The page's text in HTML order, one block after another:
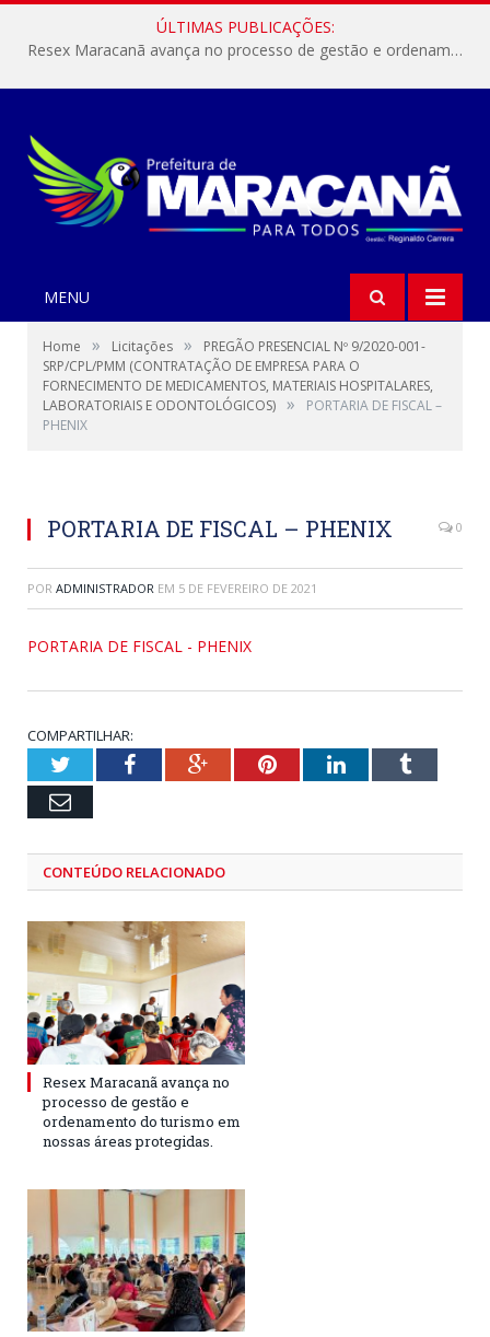
ÚLTIMAS PUBLICAÇÕES:
Resex Maracanã avança no processo de gestão e ordenamento do turismo em nossas áreas protegidas.
MENU
Home » Licitações »
PREGÃO PRESENCIAL Nº 9/2020-001-
SRP/CPL/PMM (CONTRATAÇÃO DE EMPRESA PARA O
FORNECIMENTO DE MEDICAMENTOS, MATERIAIS HOSPITALARES,
LABORATORIAIS E ODONTOLÓGICOS) »
PORTARIA DE FISCAL –
PHENIX
PORTARIA DE FISCAL – PHENIX 0
POR ADMINISTRADOR EM 5 DE FEVEREIRO DE 2021
PORTARIA DE FISCAL - PHENIX
COMPARTILHAR:
TwitterFacebookGoogle+PinterestLinkedInTumblr
Email
CONTEÚDO RELACIONADO
Resex Maracanã avança no
processo de gestão e
ordenamento do turismo em
nossas áreas protegidas.